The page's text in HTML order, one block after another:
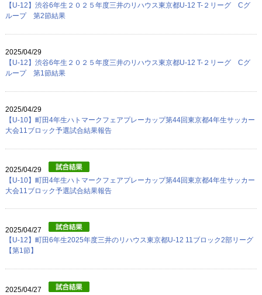
【U-12】渋谷6年生２０２５年度三井のリハウス東京都U-12 T-２リーグ Cグ
ループ 第2節結果
2025/04/29
【U-12】渋谷6年生２０２５年度三井のリハウス東京都U-12 T-２リーグ Cグ
ループ 第1節結果
2025/04/29
【U-10】町田4年生ハトマークフェアプレーカップ第44回東京都4年生サッカー
大会11ブロック予選試合結果報告
2025/04/29
【U-10】町田4年生ハトマークフェアプレーカップ第44回東京都4年生サッカー
大会11ブロック予選試合結果報告
2025/04/27
【U-12】町田6年生2025年度三井のリハウス東京都U-12 11ブロック2部リーグ
【第1節】
2025/04/27